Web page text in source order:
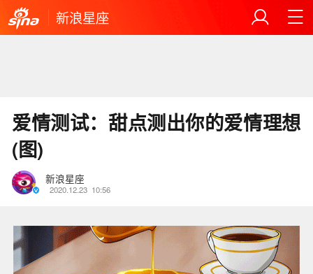
新浪星座
爱情测试：甜点测出你的爱情理想
(图)
新浪星座
2020.12.23 10:56